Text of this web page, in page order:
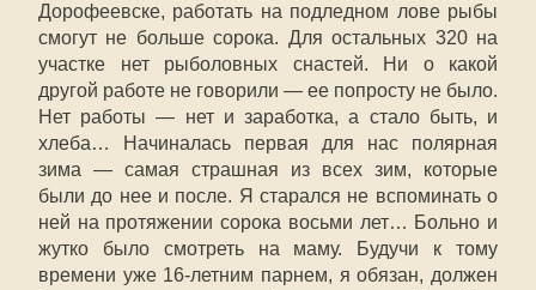
Дорофеевске, работать на подледном лове рыбы
смогут не больше сорока. Для остальных 320 на
участке нет рыболовных снастей. Ни о какой
другой работе не говорили — ее попросту не было.
Нет работы — нет и заработка, а стало быть, и
хлеба… Начиналась первая для нас полярная
зима — самая страшная из всех зим, которые
были до нее и после. Я старался не вспоминать о
ней на протяжении сорока восьми лет… Больно и
жутко было смотреть на маму. Будучи к тому
времени уже 16-летним парнем, я обязан, должен